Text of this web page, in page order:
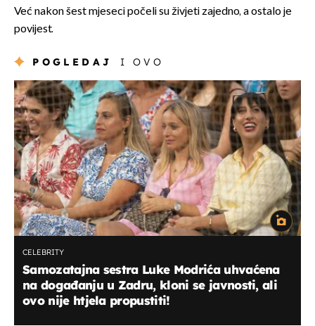
Već nakon šest mjeseci počeli su živjeti zajedno, a ostalo je
povijest.
POGLEDAJ I OVO
CELEBRITY
Samozatajna sestra Luke Modrića uhvaćena
na događanju u Zadru, kloni se javnosti, ali
ovo nije htjela propustiti!